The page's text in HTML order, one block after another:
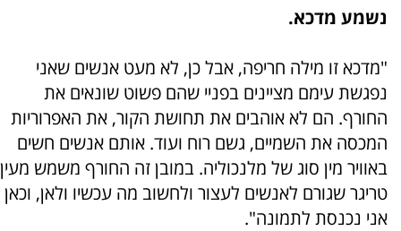
נשמע מדכא.
"מדכא זו מילה חריפה, אבל כן, לא מעט אנשים שאני
נפגשת עימם מציינים בפניי שהם פשוט שונאים את
החורף. הם לא אוהבים את תחושת הקור, את האפרוריות
המכסה את השמיים, גשם רוח ועוד. אותם אנשים חשים
באוויר מין סוג של מלנכוליה. במובן זה החורף משמש מעין
טריגר שגורם לאנשים לעצור ולחשוב מה עכשיו ולאן, וכאן
אני נכנסת לתמונה".